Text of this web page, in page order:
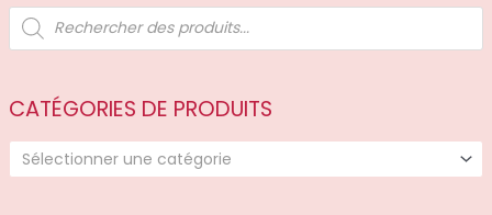
R
c
c
h
p
CATÉGORIES DE PRODUITS
Sélectionner une catégorie